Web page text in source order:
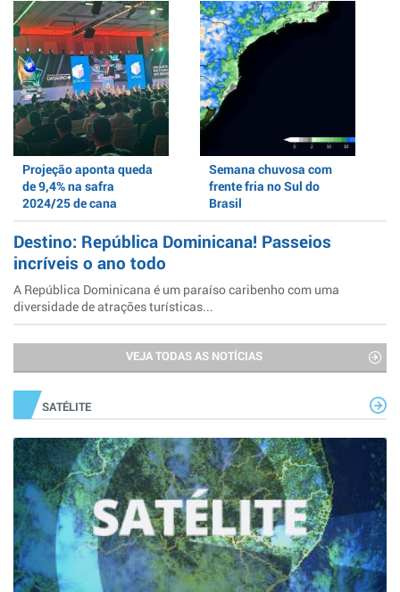
Projeção aponta queda
de 9,4% na safra
2024/25 de cana
Semana chuvosa com
frente fria no Sul do
Brasil
Destino: República Dominicana! Passeios
incríveis o ano todo
A República Dominicana é um paraíso caribenho com uma
diversidade de atrações turísticas...
VEJA TODAS AS NOTÍCIAS
SATÉLITE